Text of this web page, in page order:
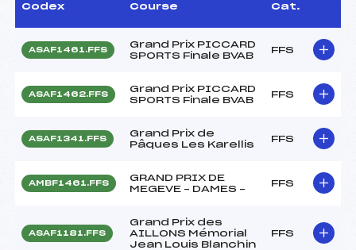
Codex Course Cat.
ASAF1461.FFS
Grand Prix PICCARD
SPORTS Finale BVAB
FFS
ASAF1462.FFS
Grand Prix PICCARD
SPORTS Finale BVAB
FFS
ASAF1341.FFS
Grand Prix de
Pâques Les Karellis
FFS
AMBF1461.FFS
GRAND PRIX DE
MEGEVE – DAMES –
FFS
ASAF1181.FFS
Grand Prix des
AILLONS Mémorial
Jean Louis Blanchin
FFS